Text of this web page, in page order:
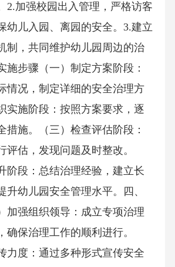
2.加强校园出入管理，严格访客
幼儿入园、离园的安全。3.建立
制，共同维护幼儿园周边的治
施步骤（一）制定方案阶段：
情况，制定详细的安全治理方
实施阶段：按照方案要求，逐
措施。（三）检查评估阶段：
评估，发现问题及时整改。
阶段：总结治理经验，建立长
升幼儿园安全管理水平。四、
加强组织领导：成立专项治理
确保治理工作的顺利进行。
力度：通过多种形式宣传安全